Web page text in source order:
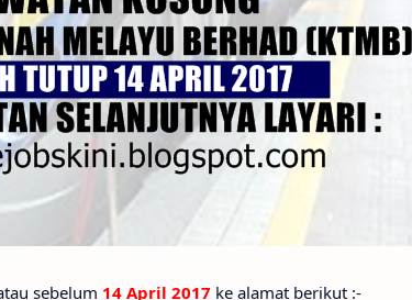
sebelum 14 April 2017 ke alamat berikut :-